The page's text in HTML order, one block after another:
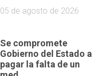
05 de agosto de 2026
Se compromete
Gobierno del Estado a
pagar la falta de un